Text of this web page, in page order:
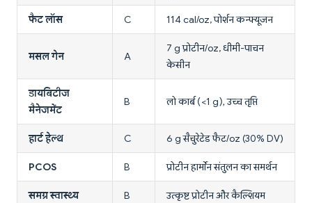
फैट लॉस C 114 cal/oz, पोर्शन कन्फ्यूजन
मसल गेन A
7 g प्रोटीन/oz, धीमी-पाचन
केसीन
डायबिटीज
मैनेजमेंट
B लो कार्ब (<1 g), उच्च तृप्ति
हार्ट हेल्थ C 6 g सैचुरेटेड फैट/oz (30% DV)
PCOS B प्रोटीन हार्मोन संतुलन का समर्थन
समग्र स्वास्थ्य B उत्कृष्ट प्रोटीन और कैल्शियम